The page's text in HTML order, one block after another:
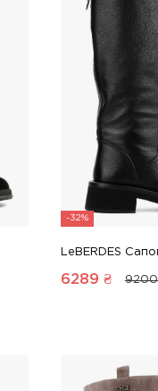
-32%
LeBERDES
6289 ₴ 9200